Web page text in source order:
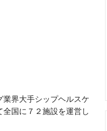
界大手シップヘルスケ
国に７２施設を運営し